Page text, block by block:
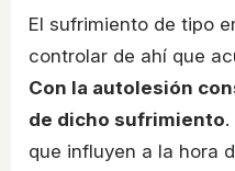
El sufrimiento de tipo
controlar de ahí que
Con la autolesión
de dicho sufrimiento
que influyen a la hora